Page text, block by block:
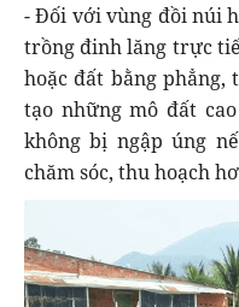
- Đối với vùng đồi núi
trồng đinh lăng trực
hoặc đất bằng phẳng,
tạo những mô đất
không bị ngập úng
chăm sóc, thu hoạch